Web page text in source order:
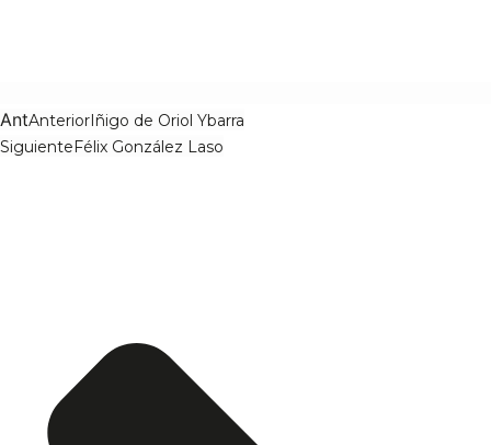
AntAnteriorIñigo de Oriol Ybarra
SiguienteFélix González Laso